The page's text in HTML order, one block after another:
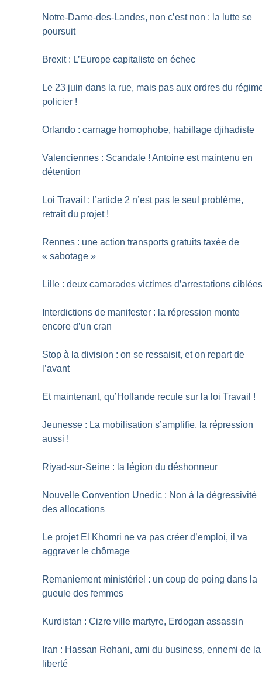
Notre-Dame-des-Landes, non c’est non : la lutte se
poursuit
Brexit : L’Europe capitaliste en échec
Le 23 juin dans la rue, mais pas aux ordres du
policier !
Orlando : carnage homophobe, habillage djihadiste
Valenciennes : Scandale ! Antoine est maintenu en
détention
Loi Travail : l’article 2 n’est pas le seul problème,
retrait du projet !
Rennes : une action transports gratuits taxée de
« sabotage »
Lille : deux camarades victimes d’arrestations
Interdictions de manifester : la répression monte
encore d’un cran
Stop à la division : on se ressaisit, et on repart de
l’avant
Et maintenant, qu’Hollande recule sur la loi Travail !
Jeunesse : La mobilisation s’amplifie, la répression
aussi !
Riyad-sur-Seine : la légion du déshonneur
Nouvelle Convention Unedic : Non à la dégressivité
des allocations
Le projet El Khomri ne va pas créer d’emploi, il va
aggraver le chômage
Remaniement ministériel : un coup de poing dans la
gueule des femmes
Kurdistan : Cizre ville martyre, Erdogan assassin
Iran : Hassan Rohani, ami du business, ennemi de la
liberté